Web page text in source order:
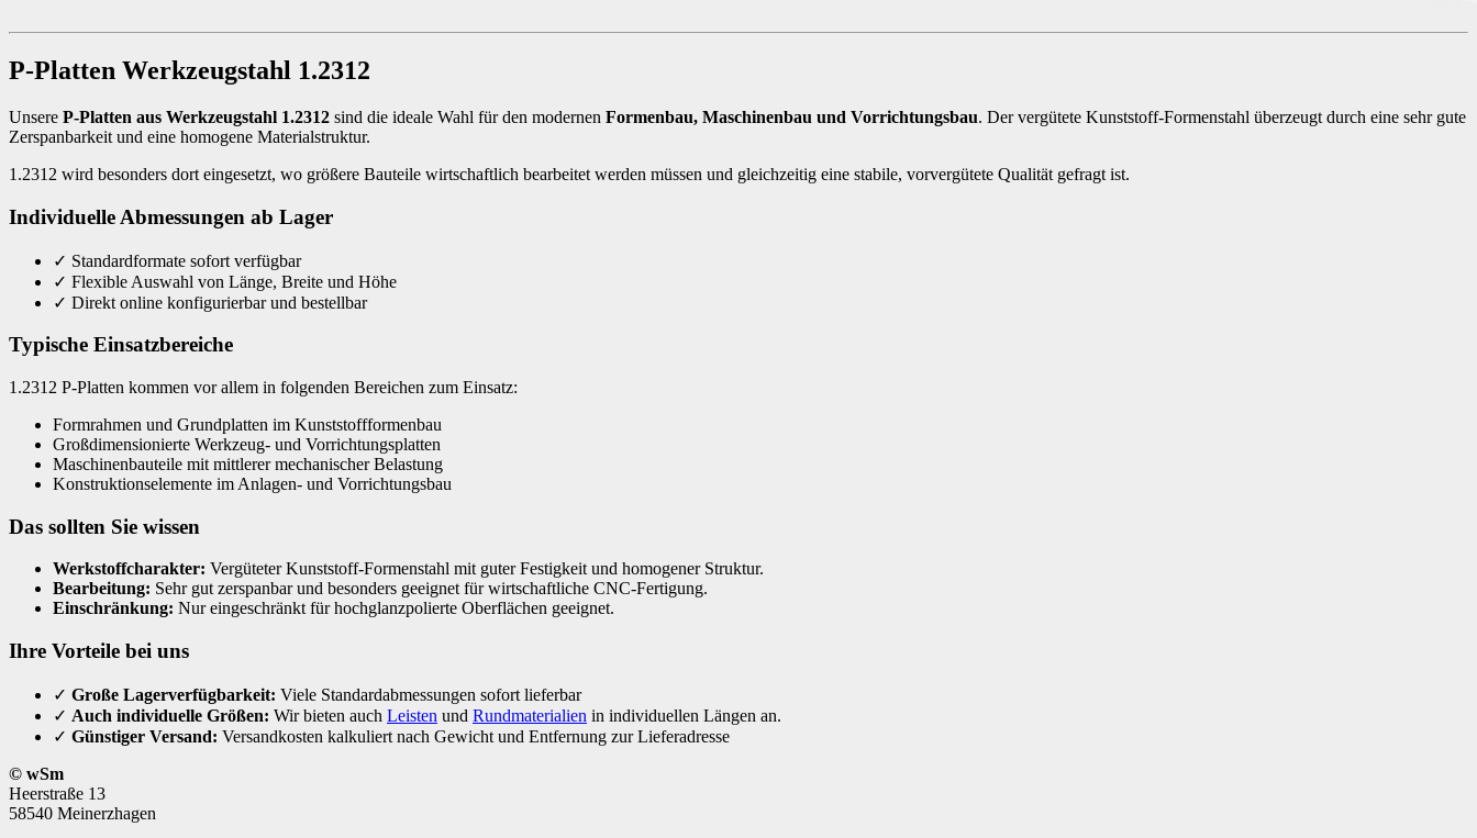
P-Platten Werkzeugstahl 1.2312
Unsere P-Platten aus Werkzeugstahl 1.2312 sind die ideale Wahl für den modernen Formenbau, Maschinenbau und Vorrichtungsbau. Der vergütete Kunststoff-Formenstahl überzeugt durch eine sehr gute
Zerspanbarkeit und eine homogene Materialstruktur.
1.2312 wird besonders dort eingesetzt, wo größere Bauteile wirtschaftlich bearbeitet werden müssen und gleichzeitig eine stabile, vorvergütete Qualität gefragt ist.
Individuelle Abmessungen ab Lager
✓ Standardformate sofort verfügbar
✓ Flexible Auswahl von Länge, Breite und Höhe
✓ Direkt online konfigurierbar und bestellbar
Typische Einsatzbereiche
1.2312 P-Platten kommen vor allem in folgenden Bereichen zum Einsatz:
Formrahmen und Grundplatten im Kunststoffformenbau
Großdimensionierte Werkzeug- und Vorrichtungsplatten
Maschinenbauteile mit mittlerer mechanischer Belastung
Konstruktionselemente im Anlagen- und Vorrichtungsbau
Das sollten Sie wissen
Werkstoffcharakter: Vergüteter Kunststoff-Formenstahl mit guter Festigkeit und homogener Struktur.
Bearbeitung: Sehr gut zerspanbar und besonders geeignet für wirtschaftliche CNC-Fertigung.
Einschränkung: Nur eingeschränkt für hochglanzpolierte Oberflächen geeignet.
Ihre Vorteile bei uns
✓ Große Lagerverfügbarkeit: Viele Standardabmessungen sofort lieferbar
✓ Auch individuelle Größen: Wir bieten auch Leisten und Rundmaterialien in individuellen Längen an.
✓ Günstiger Versand: Versandkosten kalkuliert nach Gewicht und Entfernung zur Lieferadresse
© wSm
Heerstraße 13
58540 Meinerzhagen